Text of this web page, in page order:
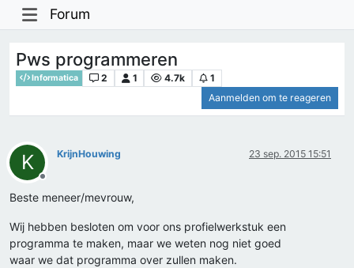
Forum
Pws programmeren
Informatica 2 1 4.7k
1
Aanmelden om te reageren
K
Offline
KrijnHouwing 23 sep. 2015 15:51
Beste meneer/mevrouw,
Wij hebben besloten om voor ons profielwerkstuk een
programma te maken, maar we weten nog niet goed
waar we dat programma over zullen maken.